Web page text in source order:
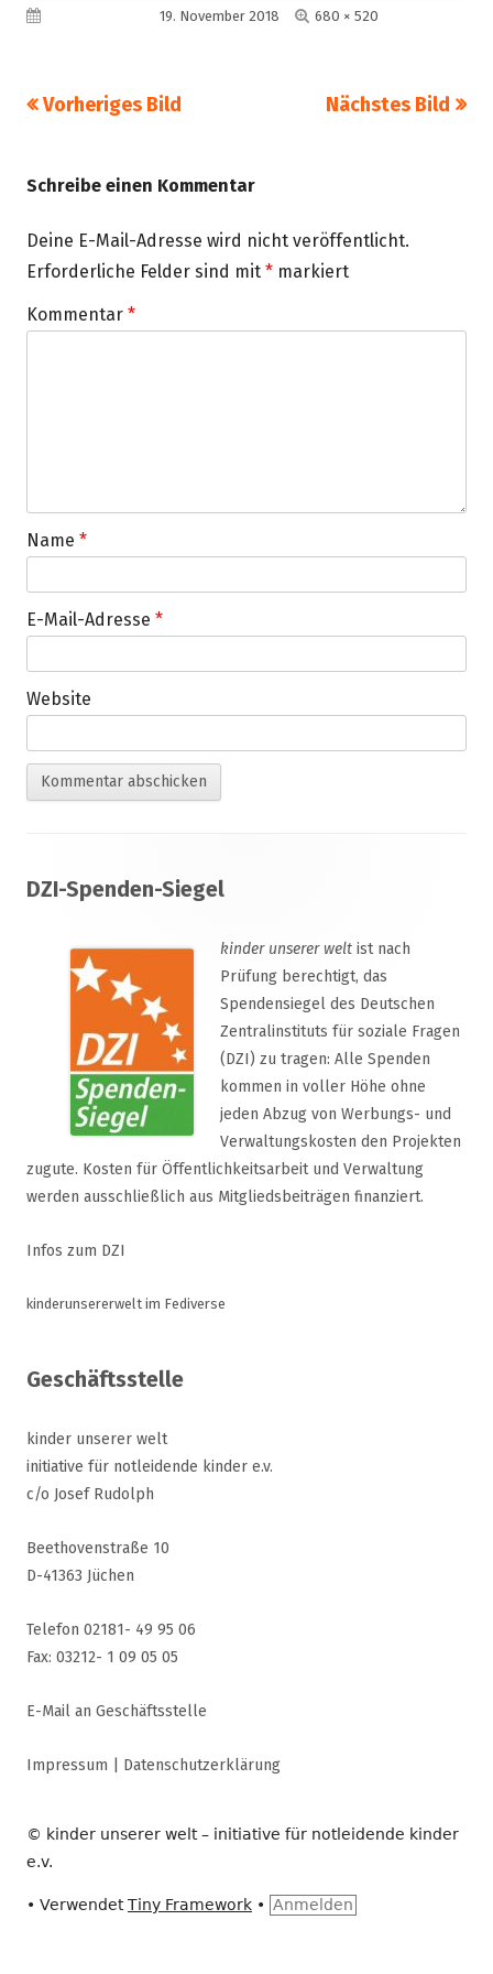
Veröffentlicht am19. November 2018 Volle
680 × 520
Vorheriges Bild Nächstes Bild
Schreibe einen Kommentar
Deine E-Mail-Adresse wird nicht veröffentlicht.
Erforderliche Felder sind mit * markiert
Kommentar *
Name *
E-Mail-Adresse *
Website
Inhalt
DZI-Spenden-Siegel
kinder unserer welt ist nach
Prüfung berechtigt, das
Spendensiegel des Deutschen
Zentralinstituts für soziale Fragen
(DZI) zu tragen: Alle Spenden
kommen in voller Höhe ohne
jeden Abzug von Werbungs- und
Verwaltungskosten den Projekten
zugute. Kosten für Öffentlichkeitsarbeit und Verwaltung
werden ausschließlich aus Mitgliedsbeiträgen finanziert.
Infos zum DZI
kinderunsererwelt im Fediverse
Geschäftsstelle
kinder unserer welt
initiative für notleidende kinder e.v.
c/o Josef Rudolph
Beethovenstraße 10
D-41363 Jüchen
Telefon 02181- 49 95 06
Fax: 03212- 1 09 05 05
E-Mail an Geschäftsstelle
Impressum Datenschutzerklärung
© kinder unserer welt – initiative für notleidende kinder
e.v.
• VerwendetTiny Framework • Anmelden